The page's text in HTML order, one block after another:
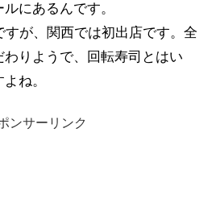
にあるんです。
すが、関西では初出店です。全
りようで、回転寿司とはい
ね。
ンサーリンク